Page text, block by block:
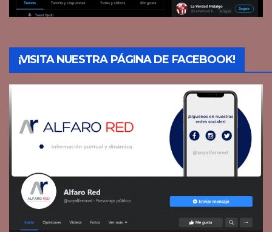
¡VISITA NUESTRA PÁGINA DE FACEBOOK!